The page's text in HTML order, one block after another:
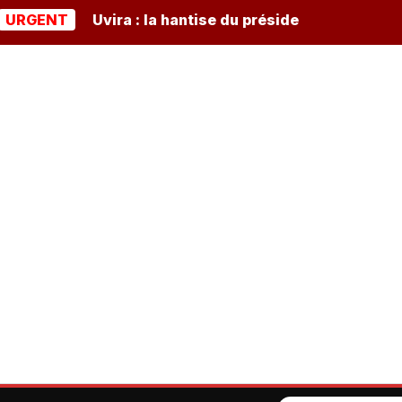
Uvira : la hantise du président burundais